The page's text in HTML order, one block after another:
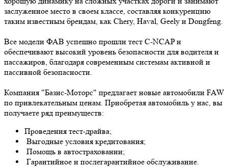
заслуженное место в своем классе, составляя конкуренцию
таким известным брендам, как Chery, Haval, Geely и Dongfeng.
Все модели ФАВ успешно прошли тест C-NCAP и
обеспечивают высокий уровень безопасности для водителя и
пассажиров, благодаря современным системам активной и
пассивной безопасности.
Компания "Базис-Моторс" предлагает новые автомобили FAW
по привлекательным ценам. Приобретая автомобиль у нас, вы
получаете ряд преимуществ:
Проведения тест-драйва;
Выгодные условия кредитования;
Помощь в автостраховании;
Гарантийное и послегарантийное обслуживание.